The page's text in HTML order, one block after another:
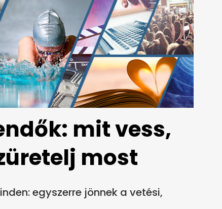
mit vess,
most
egyszerre jönnek a vetési,